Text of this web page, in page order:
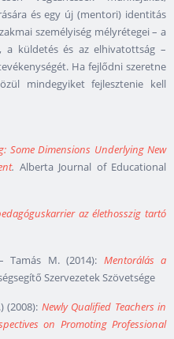
és egy új (mentori) identitás
személyiség mélyrétegei – a
a küldetés és az elhivatottság –
Ha fejlődni szeretne
mindegyiket fejlesztenie kell
Some Dimensions Underlying New
. Alberta Journal of Educational
az élethosszig tartó
Tamás M. (2014): Mentorálás a
Szervezetek Szövetsége
(2008): Newly Qualified Teachers in
on Promoting Professional